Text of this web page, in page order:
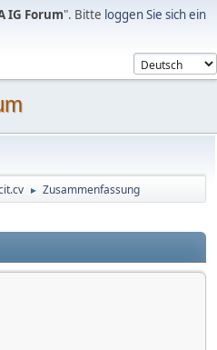
IG Forum". Bitte loggen Sie sich ein
► Zusammenfassung